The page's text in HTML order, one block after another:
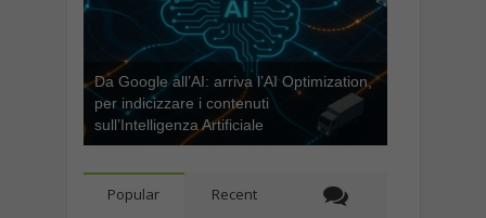
Da Google all’AI: arriva l’AI Optimization,
per indicizzare i contenuti
sull’Intelligenza Artificiale
Popular Recent